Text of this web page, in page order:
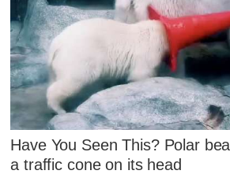
Have You Seen This? Polar
a traffic cone on its head